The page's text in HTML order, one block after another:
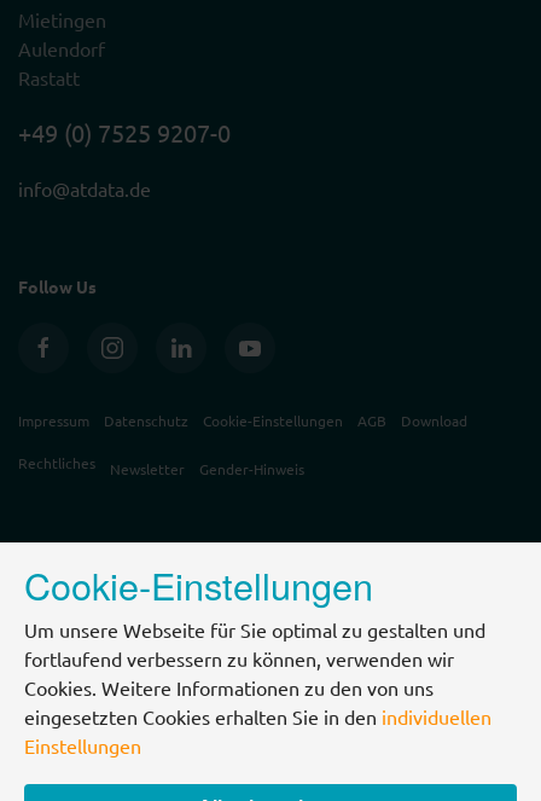
Mietingen
Aulendorf
Rastatt
+49 (0) 7525 9207-0
info@atdata.de
Follow Us
Impressum Datenschutz Cookie-Einstellungen AGB Download
Rechtliches Newsletter Gender-Hinweis
Cookie-Einstellungen
Um unsere Webseite für Sie optimal zu gestalten und
fortlaufend verbessern zu können, verwenden wir
Cookies. Weitere Informationen zu den von uns
eingesetzten Cookies erhalten Sie in den individuellen
Einstellungen